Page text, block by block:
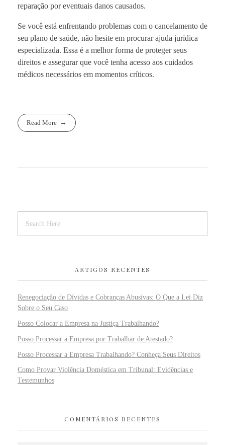
reparação por eventuais danos causados.
Se você está enfrentando problemas com o cancelamento de
seu plano de saúde, não hesite em procurar ajuda jurídica
especializada. Essa é a melhor forma de proteger seus
direitos e assegurar que você tenha acesso aos cuidados
médicos necessários em momentos críticos.
Read More
ARTIGOS RECENTES
Renegociação de Dívidas e Cobranças Abusivas: O Que a Lei Diz
Sobre o Seu Caso
Posso Colocar a Empresa na Justiça Trabalhando?
Posso Processar a Empresa por Trabalhar de Atestado?
Posso Processar a Empresa Trabalhando? Conheça Seus Direitos
Como Provar Violência Doméstica em Tribunal: Evidências e
Testemunhos
COMENTÁRIOS RECENTES